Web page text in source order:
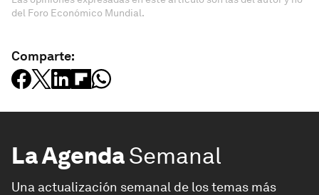
del Foro Económico Mundial.
Comparte:
La AgendaSemanal
Una actualización semanal de los temas más